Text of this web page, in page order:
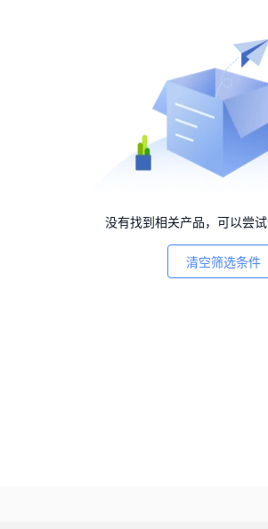
没有找到相关产品，可以尝
清空筛选条件